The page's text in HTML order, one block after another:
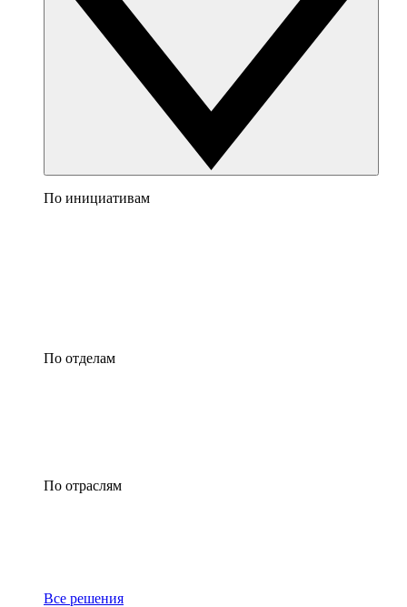
По инициативам
По отделам
По отраслям
Все решения